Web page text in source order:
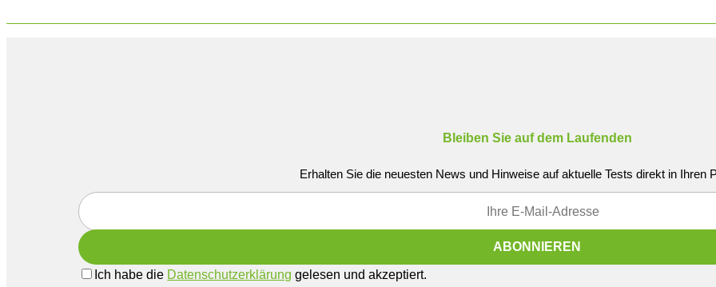
Bleiben Sie auf dem Laufenden
Erhalten Sie die neuesten News und Hinweise auf aktuelle Tests direkt in Ihren
Ich habe die Datenschutzerklärung gelesen und akzeptiert.